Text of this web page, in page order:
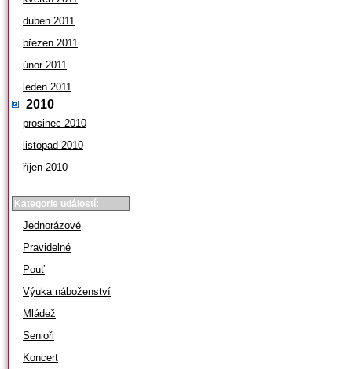
duben 2011
březen 2011
únor 2011
leden 2011
2010
prosinec 2010
listopad 2010
říjen 2010
Kategorie událostí:
Jednorázové
Pravidelné
Pouť
Výuka náboženství
Mládež
Senioři
Koncert